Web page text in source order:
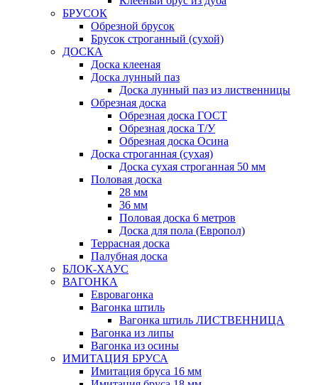
БРУСОК
Обрезной брусок
Брусок строганный (сухой)
ДОСКА
Доска клееная
Доска лунный паз
Доска лунный паз из лиственницы
Обрезная доска
Обрезная доска ГОСТ
Обрезная доска Т/У
Обрезная доска Осина
Доска строганная (сухая)
Доска сухая строганная 50 мм
Половая доска
28 мм
36 мм
Половая доска 6 метров
Доска для пола (Европол)
Террасная доска
Палубная доска
БЛОК-ХАУС
ВАГОНКА
Евровагонка
Вагонка штиль
Вагонка штиль ЛИСТВЕННИЦА
Вагонка из липы
Вагонка из осины
ИМИТАЦИЯ БРУСА
Имитация бруса 16 мм